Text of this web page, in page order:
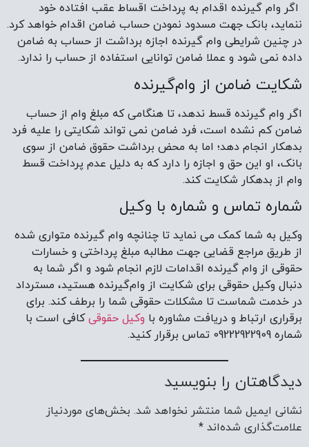
اگر وام­ گیرنده اقدام به پرداخت اقساط عقب افتاده خود
ننماید، بانک جهت مسدود نمودن حساب ضامن اقدام خواهد کرد.
در چنین شرایطی وام گیرنده اجازه برداشت از حساب به ضامن
داده نمی­ شود و عملا ضامن توانایی استفاده از حساب را ندارد.
شکایت ضامن از وام‌گیرنده
اگر وام گیرنده قسط ندهد، تا هنگامی که مبلغ وام از حساب
ضامن کم نشده است، فرد ضامن نمی تواند شکایتی را علیه فرد
بدهکار انجام دهد؛ اما به محض برداشت حقوق ضامن از سوی
بانک، او این حق و اجازه را دارد که به دلیل عدم پرداخت قسط
وام از بدهکار شکایت کند.
شماره تماس و شماره با وکیل
وکیل به شما کمک می­ نماید تا چنانچه وام ­گیرنده متواری شده
از طریق مراجع قضایی جهت مطالبه مبلغ پرداختی و خسارات
حقوقی از وام گیرنده اقدامات لازم انجام شود و اگر شما به
دنبال وکیل حقوقی برای شکایت از وام‌گیرنده هستید، مسترداد
در خدمت شماست تا مشکلات حقوقی شما را برطف کند. برای
برقراری ارتباط و دریافت مشاوره با وکیل حقوقیکافی است با
شماره 09222922909 تماس برقرار کنید.
دیدگاهتان را بنویسید
نشانی ایمیل شما منتشر نخواهد شد. بخش‌های موردنیاز
علامت‌گذاری شده‌اند *